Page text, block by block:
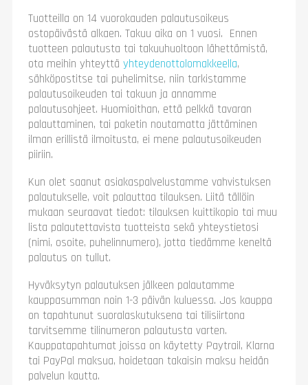
Tuotteilla on 14 vuorokauden palautusoikeus
ostopäivästä alkaen. Takuu aika on 1 vuosi. Ennen
tuotteen palautusta tai takuuhuoltoon lähettämistä,
ota meihin yhteyttä yhteydenottolomakkeella,
sähköpostitse tai puhelimitse, niin tarkistamme
palautusoikeuden tai takuun ja annamme
palautusohjeet. Huomioithan, että pelkkä tavaran
palauttaminen, tai paketin noutamatta jättäminen
ilman erillistä ilmoitusta, ei mene palautusoikeuden
piiriin.
Kun olet saanut asiakaspalvelustamme vahvistuksen
palautukselle, voit palauttaa tilauksen. Liitä tällöin
mukaan seuraavat tiedot: tilauksen kuittikopio tai muu
lista palautettavista tuotteista sekä yhteystietosi
(nimi, osoite, puhelinnumero), jotta tiedämme keneltä
palautus on tullut.
Hyväksytyn palautuksen jälkeen palautamme
kauppasumman noin 1-3 päivän kuluessa. Jos kauppa
on tapahtunut suoralaskutuksena tai tilisiirtona
tarvitsemme tilinumeron palautusta varten.
Kauppatapahtumat joissa on käytetty Paytrail, Klarna
tai PayPal maksua, hoidetaan takaisin maksu heidän
palvelun kautta.